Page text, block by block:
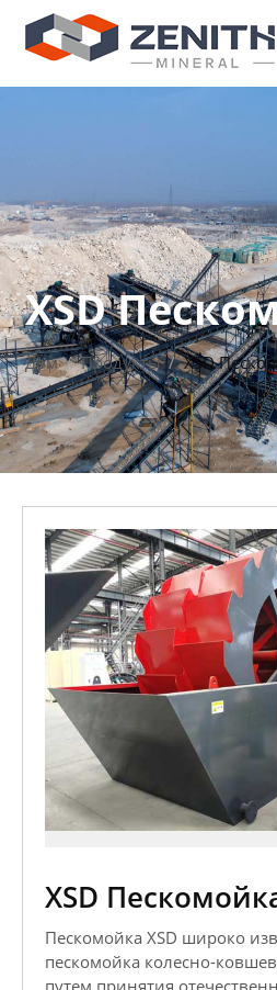
XSD
Дом Продукты XSD
XSD
Пескомойка XSD широко
пескомойка колесно-
путем принятия